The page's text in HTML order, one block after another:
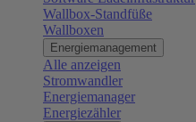
Wallbox-Standfüße
Wallboxen
Energiemanagement
Alle anzeigen
Stromwandler
Energiemanager
Energiezähler